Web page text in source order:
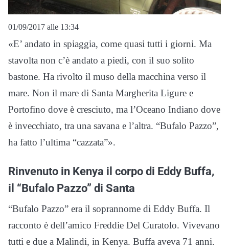
01/09/2017 alle 13:34
«E’ andato in spiaggia, come quasi tutti i giorni. Ma
stavolta non c’è andato a piedi, con il suo solito
bastone. Ha rivolto il muso della macchina verso il
mare. Non il mare di Santa Margherita Ligure e
Portofino dove è cresciuto, ma l’Oceano Indiano dove
è invecchiato, tra una savana e l’altra. “Bufalo Pazzo”,
ha fatto l’ultima “cazzata”».
Rinvenuto in Kenya il corpo di Eddy Buffa,
il “Bufalo Pazzo” di Santa
“Bufalo Pazzo” era il soprannome di Eddy Buffa. Il
racconto è dell’amico Freddie Del Curatolo. Vivevano
tutti e due a Malindi, in Kenya. Buffa aveva 71 anni.